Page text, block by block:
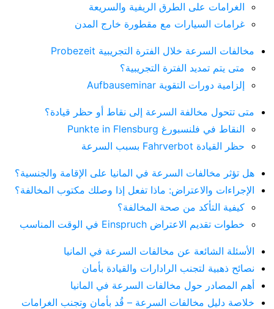
الغرامات على الطرق الريفية والسريعة
غرامات السيارات مع مقطورة خارج المدن
مخالفات السرعة خلال الفترة التجريبية Probezeit
متى يتم تمديد الفترة التجريبية؟
إلزامية دورات التقوية Aufbauseminar
متى تتحول مخالفة السرعة إلى نقاط أو حظر قيادة؟
النقاط في فلنسبورغ Punkte in Flensburg
حظر القيادة Fahrverbot بسبب السرعة
هل تؤثر مخالفات السرعة في المانيا على الإقامة والجنسية؟
الإجراءات والاعتراض: ماذا تفعل إذا وصلك مكتوب المخالفة؟
كيفية التأكد من صحة المخالفة؟
خطوات تقديم الاعتراض Einspruch في الوقت المناسب
الأسئلة الشائعة عن مخالفات السرعة في المانيا
نصائح ذهبية لتجنب الرادارات والقيادة بأمان
أهم المصادر حول مخالفات السرعة في المانيا
خلاصة دليل مخالفات السرعة – قُد بأمان وتجنب الغرامات